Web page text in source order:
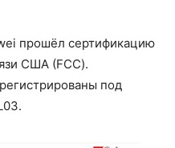
прошёл сертификацию
США (FCC).
под